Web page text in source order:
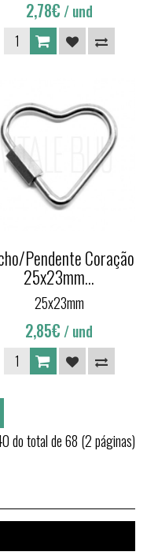
2,78€ / und
Pendente Coração
25x23mm...
25x23mm
2,85€ / und
do total de 68 (2 páginas)